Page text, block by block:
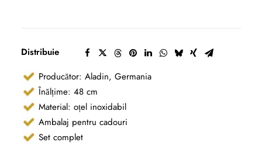
Distribuie
Producător: Aladin, Germania
Înălțime: 48 cm
Material: oțel inoxidabil
Ambalaj pentru cadouri
Set complet